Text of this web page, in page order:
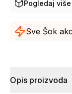
Pogledaj
Sve Šok
Opis proizvoda